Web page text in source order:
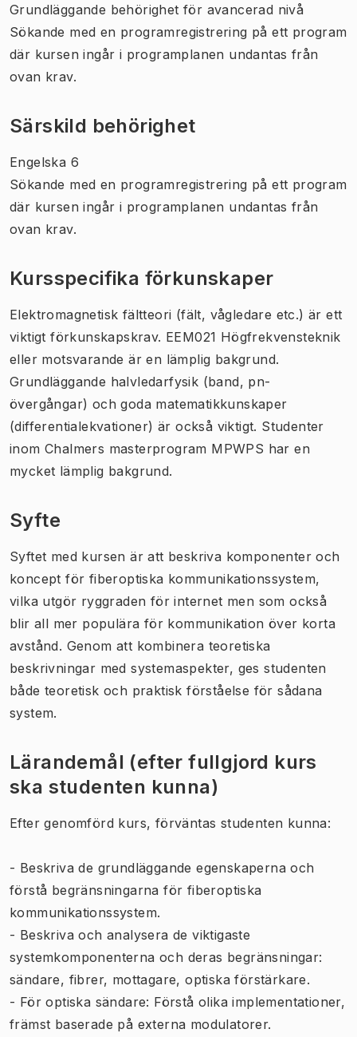
Grundläggande behörighet för avancerad nivå
Sökande med en programregistrering på ett program
där kursen ingår i programplanen undantas från
ovan krav.
Särskild behörighet
Engelska 6
Sökande med en programregistrering på ett program
där kursen ingår i programplanen undantas från
ovan krav.
Kursspecifika förkunskaper
Elektromagnetisk fältteori (fält, vågledare etc.) är ett
viktigt förkunskapskrav. EEM021 Högfrekvensteknik
eller motsvarande är en lämplig bakgrund.
Grundläggande halvledarfysik (band, pn-
övergångar) och goda matematikkunskaper
(differentialekvationer) är också viktigt. Studenter
inom Chalmers masterprogram MPWPS har en
mycket lämplig bakgrund.
Syfte
Syftet med kursen är att beskriva komponenter och
koncept för fiberoptiska kommunikationssystem,
vilka utgör ryggraden för internet men som också
blir all mer populära för kommunikation över korta
avstånd. Genom att kombinera teoretiska
beskrivningar med systemaspekter, ges studenten
både teoretisk och praktisk förståelse för sådana
system.
Lärandemål (efter fullgjord kurs
ska studenten kunna)
Efter genomförd kurs, förväntas studenten kunna:
- Beskriva de grundläggande egenskaperna och
förstå begränsningarna för fiberoptiska
kommunikationssystem.
- Beskriva och analysera de viktigaste
systemkomponenterna och deras begränsningar:
sändare, fibrer, mottagare, optiska förstärkare.
- För optiska sändare: Förstå olika implementationer,
främst baserade på externa modulatorer.